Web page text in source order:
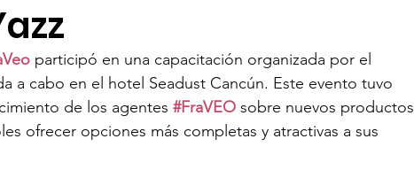
participó en una capacitación organizada por el
a cabo en el hotel Seadust Cancún. Este evento tuvo
de los agentes #FraVEO sobre nuevos productos
ofrecer opciones más completas y atractivas a sus